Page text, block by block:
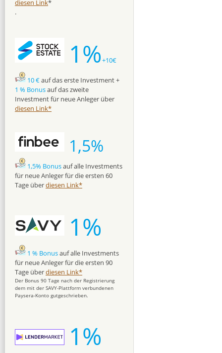
diesen Link*
.
1%+10€
10 €auf das erste Investment +
1 % Bonusauf das zweite
Investment für neue Anleger über
diesen Link*
1,5%
1,5% Bonusauf alle Investments
für neue Anleger für die ersten 60
Tage überdiesen Link*
1%
1 % Bonusauf alle Investments
für neue Anleger für die ersten 90
Tage überdiesen Link*
Der Bonus 90 Tage nach der Registrierung
dem mit der SAVY-Plattform verbundenen
Paysera-Konto gutgeschrieben.
1%